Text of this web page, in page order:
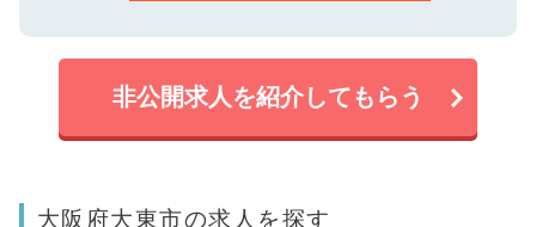
非公開求人を紹介してもらう
大阪府大東市の求人を探す